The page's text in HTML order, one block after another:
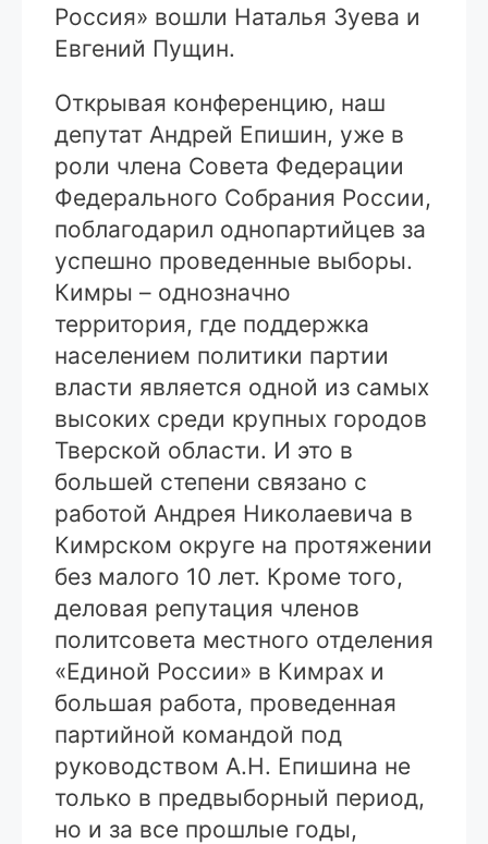
Россия» вошли Наталья Зуева и
Евгений Пущин.
Открывая конференцию, наш
депутат Андрей Епишин, уже в
роли члена Совета Федерации
Федерального Собрания России,
поблагодарил однопартийцев за
успешно проведенные выборы.
Кимры – однозначно
территория, где поддержка
населением политики партии
власти является одной из самых
высоких среди крупных городов
Тверской области. И это в
большей степени связано с
работой Андрея Николаевича в
Кимрском округе на протяжении
без малого 10 лет. Кроме того,
деловая репутация членов
политсовета местного отделения
«Единой России» в Кимрах и
большая работа, проведенная
партийной командой под
руководством А.Н. Епишина не
только в предвыборный период,
но и за все прошлые годы,